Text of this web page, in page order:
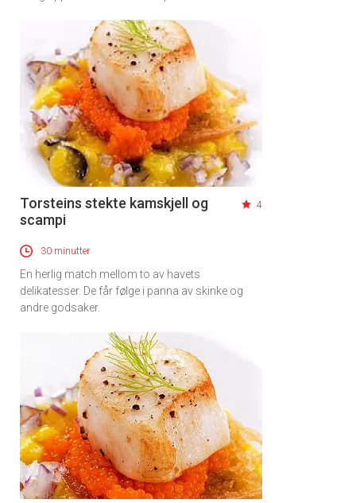
Torsteins stekte kamskjell og
scampi
4
30 minutter
En herlig match mellom to av havets
delikatesser. De får følge i panna av skinke og
andre godsaker.